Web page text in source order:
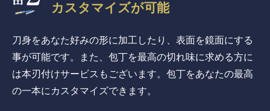
カスタマイズが可能
刀身をあなた好みの形に加工したり、表面を鏡面にする
事が可能です。また、包丁を最高の切れ味に求める方に
は本刃付けサービスもございます。包丁をあなたの最高
の一本にカスタマイズできます。